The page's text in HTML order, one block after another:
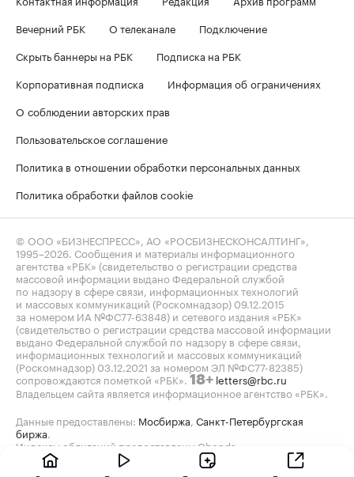
Вечерний РБК
О телеканале
Подключение
Скрыть баннеры на РБК
Подписка на РБК
Корпоративная подписка
Информация об ограничениях
О соблюдении авторских прав
Пользовательское соглашение
Политика в отношении обработки персональных данных
Политика обработки файлов cookie
© ООО «БИЗНЕСПРЕСС», АО «РОСБИЗНЕСКОНСАЛТИНГ»,
1995–2026 . Сообщения и материалы информационного
агентства «РБК» (свидетельство о регистрации средства
массовой информации выдано Федеральной службой
по надзору в сфере связи, информационных технологий
и массовых коммуникаций (Роскомнадзор) 09.12.2015
за номером ИА №ФС77-63848) и сетевого издания «РБК»
(свидетельство о регистрации средства массовой информации
выдано Федеральной службой по надзору в сфере связи,
информационных технологий и массовых коммуникаций
(Роскомнадзор) 03.12.2021 за номером ЭЛ №ФС77-82385)
сопровождаются пометкой «РБК». 18+ letters@rbc.ru
Владельцем сайта является информационное агентство «РБК».
Данные предоставлены: Мосбиржа Санкт-Петербургская
биржа
Индексы облигаций предоставлены Cbonds.